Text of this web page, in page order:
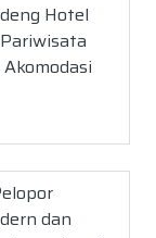
Hotel
dan